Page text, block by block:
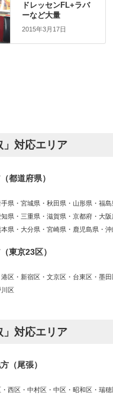
ドレッセンFL+ラバ
ーなど大量
2015年3月17日
」対応エリア
都道府県）
県・宮城県・秋田県・山形県・福
県・三重県・滋賀県・京都府・大
県・大分県・宮崎県・鹿児島県・沖
東京23区）
区・新宿区・文京区・台東区・墨
川区
」対応エリア
（尾張）
西区・中村区・中区・昭和区・瑞